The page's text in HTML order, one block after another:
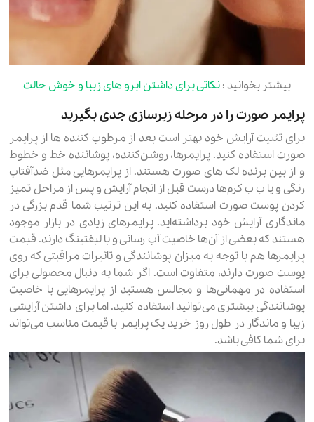
بیشتر بخوانید :نکاتی برای داشتن ابرو های زیبا و خوش حالت
پرایمر صورت را در مرحله زیرسازی جدی بگیرید
برای تثبیت آرایش خود بهتر است بعد از مرطوب کننده ها از پرایمر
صورت استفاده کنید. پرایمرها، روشن‌کننده، پوشاننده خط و خطوط
و از بین برنده لک های صورت هستند. از پرایمرهایی مثل ضدآفتاب
رنگی و یا ب ب کرم‌ها درست قبل از انجام آرایش و پس از مراحل تمیز
کردن پوست صورت استفاده کنید. به این ترتیب شما قدم بزرگی در
ماندگاری آرایش خود برداشته‌اید. پرایمر‌های زیادی در بازار موجود
هستند که بعضی از آن‌ها خاصیت آب رسانی و یا لیفتینگ دارند. قیمت
پرایمرها هم با توجه به میزان پوشانندگی و تاثیرات مراقبتی که روی
پوست صورت دارند، متفاوت است. اگر شما به دنبال محصولی برای
استفاده در مهمانی‌ها و مجالس هستید از پرایمرهایی با خاصیت‌
پوشانندگی بیشتری می‌توانید استفاده کنید. اما برای داشتن آرایشی
زیبا و ماندگار در طول روز خرید یک پرایمر با قیمت مناسب می‌تواند
برای شما کافی باشد.